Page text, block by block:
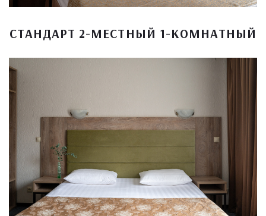
СТАНДАРТ 2-МЕСТНЫЙ 1-КОМНАТНЫЙ